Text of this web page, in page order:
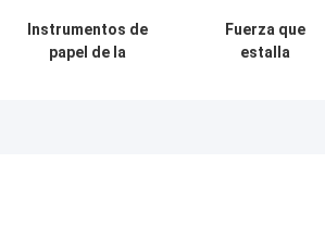
Instrumentos de
papel de la
Fuerza que
estalla